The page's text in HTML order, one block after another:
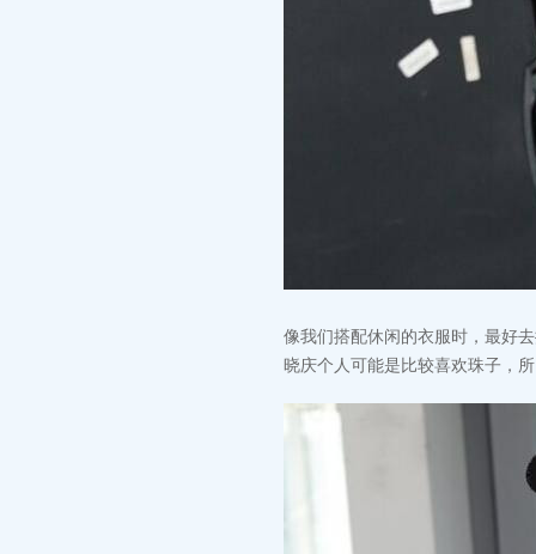
像我们搭配休闲的衣服时，最好
晓庆个人可能是比较喜欢珠子，